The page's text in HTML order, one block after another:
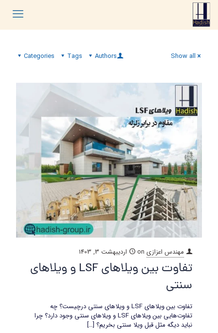
Categories Tags Authors Show all
مهندس اعزازی on اردیبهشت 3, 1403
تفاوت بین ویلاهای LSF و ویلاهای
سنتی
تفاوت بین ویلاهای LSF و ویلاهای سنتی درچیست؟ چه
تفاوت‌هایی بین ویلاهای LSF و ویلاهای سنتی وجود دارد؟ چرا
نباید دیگه مثل قبل ویلا سنتی بخریم؟ […]